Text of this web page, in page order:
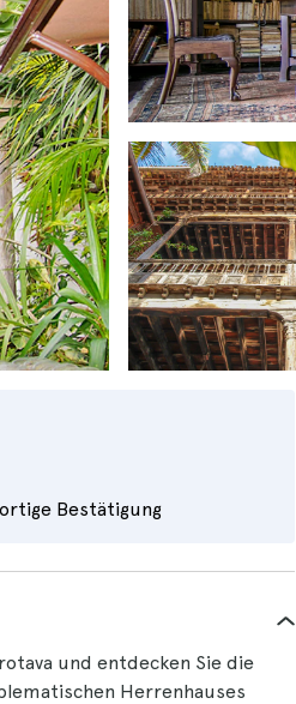
Bestätigung
und entdecken Sie die
Herrenhauses